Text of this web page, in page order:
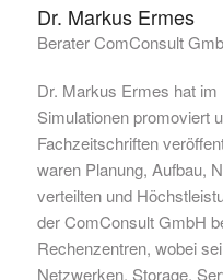
Dr. Markus Ermes
Berater ComConsult
Dr. Markus Ermes hat
Simulationen promoviert
Fachzeitschriften
waren Planung, Aufbau,
verteilten und
der ComConsult GmbH
Rechenzentren, wobei
Netzwerken, Storage,